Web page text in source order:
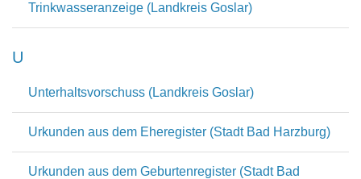
Trinkwasseranzeige (Landkreis Goslar)
U
Unterhaltsvorschuss (Landkreis Goslar)
Urkunden aus dem Eheregister (Stadt Bad Harzburg)
Urkunden aus dem Geburtenregister (Stadt Bad